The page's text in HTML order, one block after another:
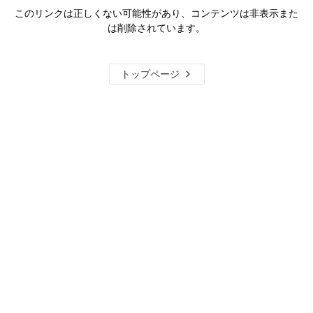
このリンクは正しくない可能性があり、コンテンツは非表示また
は削除されています。
トップページ